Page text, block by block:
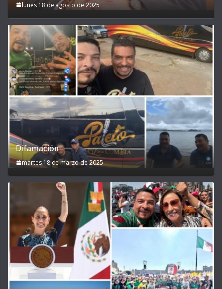
lunes 18 de agosto de 2025
Difamación
martes 18 de marzo de 2025